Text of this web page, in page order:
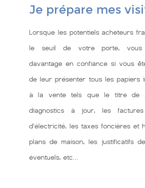
Je prépare mes
Lorsque les potentiels acheteurs
le seuil de votre porte, vous
davantage en confiance si vous
de leur présenter tous les papiers
à la vente tels que le titre de
diagnostics à jour, les
d’électricité, les taxes foncières et
plans de maison, les justificatifs
éventuels, etc…